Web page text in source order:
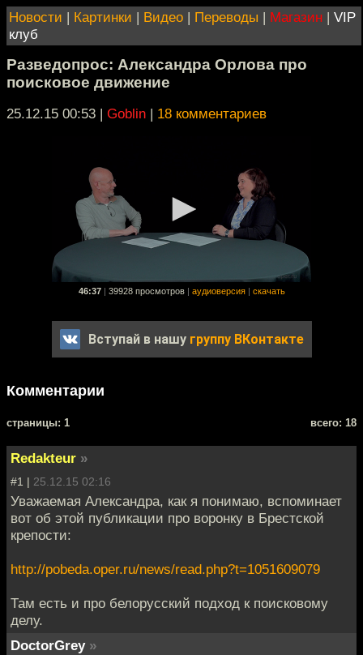
Новости | Картинки | Видео | Переводы | Магазин | VIP
клуб
Разведопрос: Александра Орлова про
поисковое движение
25.12.15 00:53 | Goblin | 18 комментариев
46:37 39928 просмотров аудиоверсия скачать
Вступай в нашу группу ВКонтакте
Комментарии
cтраницы: 1 всего: 18
Redakteur »
#1 | 25.12.15 02:16
Уважаемая Александра, как я понимаю, вспоминает
вот об этой публикации про воронку в Брестской
крепости:
http://pobeda.oper.ru/news/read.php?t=1051609079
Там есть и про белорусский подход к поисковому
делу.
DoctorGrey »